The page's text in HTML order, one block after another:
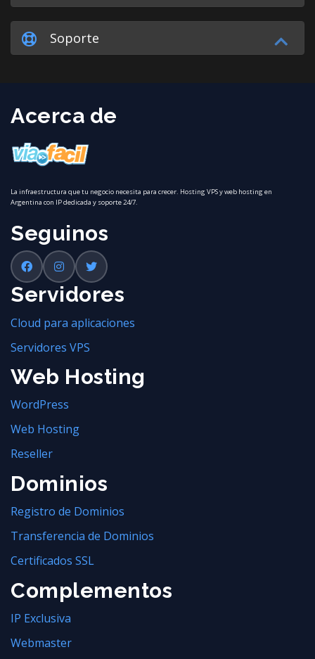
Soporte
Acerca de
La infraestructura que tu negocio necesita para crecer. Hosting VPS y web hosting en
Argentina con IP dedicada y soporte 24/7.
Seguinos
Servidores
Cloud para aplicaciones
Servidores VPS
Web Hosting
WordPress
Web Hosting
Reseller
Dominios
Registro de Dominios
Transferencia de Dominios
Certificados SSL
Complementos
IP Exclusiva
Webmaster